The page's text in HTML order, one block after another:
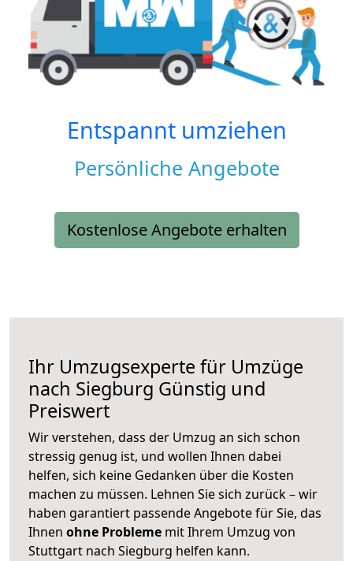
Entspannt umziehen
Persönliche Angebote
Kostenlose Angebote erhalten
Ihr Umzugsexperte für Umzüge
nach Siegburg Günstig und
Preiswert
Wir verstehen, dass der Umzug an sich schon
stressig genug ist, und wollen Ihnen dabei
helfen, sich keine Gedanken über die Kosten
machen zu müssen. Lehnen Sie sich zurück – wir
haben garantiert passende Angebote für Sie, das
Ihnen ohne Probleme mit Ihrem Umzug von
Stuttgart nach Siegburg helfen kann.